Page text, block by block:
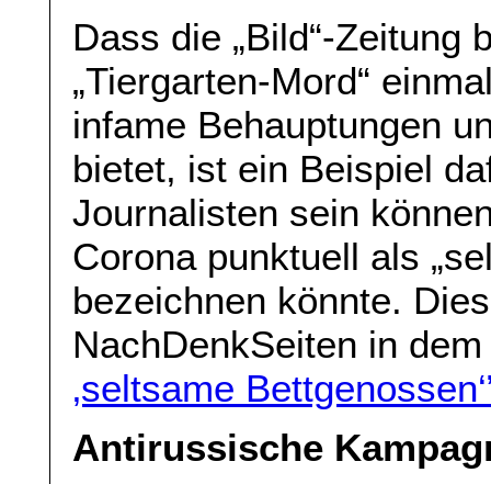
Dass die „Bild“-Zeitung
„Tiergarten-Mord“
infame Behauptungen
bietet, ist ein Beispiel
Journalisten sein
Corona punktuell als
bezeichnen könnte.
NachDenkSeiten in
‚seltsame
Antirussische